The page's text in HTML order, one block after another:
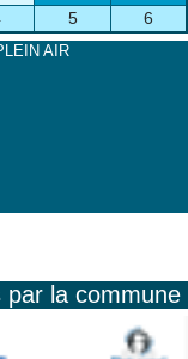
5 6
AIR
par la commune